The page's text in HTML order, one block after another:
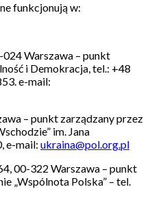
funkcjonują w:
Warszawa – punkt
i Demokracja, tel.: +48
e-mail:
– punkt zarządzany przez
im. Jana
e-mail: ukraina@pol.org.pl
00-322 Warszawa – punkt
„Wspólnota Polska” – tel.